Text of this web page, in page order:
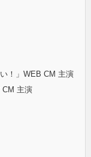
！」WEB CM 主演
CM 主演